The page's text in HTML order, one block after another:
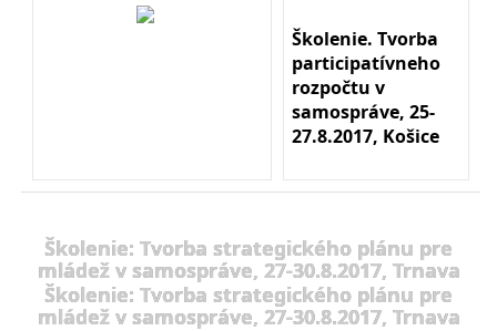
Školenie. Tvorba
participatívneho
rozpočtu v
samospráve, 25-
27.8.2017, Košice
Školenie: Tvorba strategického plánu pre
mládež v samospráve, 27-30.8.2017, Trnava
Školenie: Tvorba strategického plánu pre
mládež v samospráve, 27-30.8.2017, Trnava